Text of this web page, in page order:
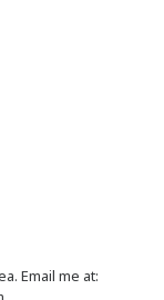
Email me at: